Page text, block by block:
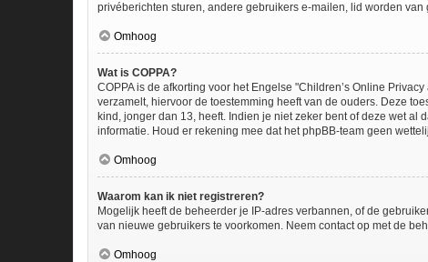
privéberichten sturen, andere gebruikers e-mailen, lid worden
Omhoog
Wat is COPPA?
COPPA is de afkorting voor het Engelse "Children’s Online
verzamelt, hiervoor de toestemming heeft van de ouders. Deze
kind, jonger dan 13, heeft. Indien je niet zeker bent of deze wet
informatie. Houd er rekening mee dat het phpBB-team geen
Omhoog
Waarom kan ik niet registreren?
Mogelijk heeft de beheerder je IP-adres verbannen, of de
van nieuwe gebruikers te voorkomen. Neem contact op met de
Omhoog